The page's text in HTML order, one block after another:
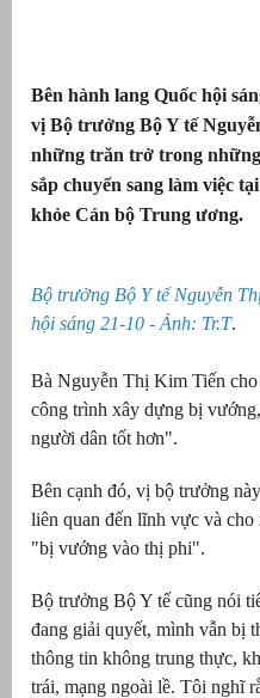
Bên hành lang Quốc hội
vị Bộ trưởng Bộ Y tế
những trăn trở trong
sắp chuyển sang làm việc
khỏe Cán bộ Trung ương.
Bộ trưởng Bộ Y tế Nguyễn
hội sáng 21-10 - Ảnh: Tr.T.
Bà Nguyễn Thị Kim Tiến
công trình xây dựng bị
người dân tốt hơn".
Bên cạnh đó, vị bộ trưởng
liên quan đến lĩnh vực và cho
"bị vướng vào thị phi".
Bộ trưởng Bộ Y tế cũng nói
đang giải quyết, mình vẫn bị
thông tin không trung thực,
trái, mạng ngoài lề. Tôi nghĩ